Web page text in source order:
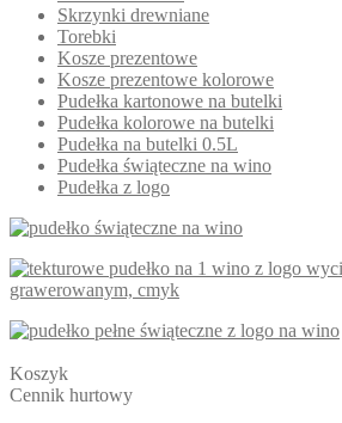
Skrzynki drewniane
Torebki
Kosze prezentowe
Kosze prezentowe kolorowe
Pudełka kartonowe na butelki
Pudełka kolorowe na butelki
Pudełka na butelki 0.5L
Pudełka świąteczne na wino
Pudełka z logo
Koszyk
Cennik hurtowy